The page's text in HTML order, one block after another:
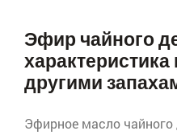
Эфир чайного
характеристика
другими
Эфирное масло чайного